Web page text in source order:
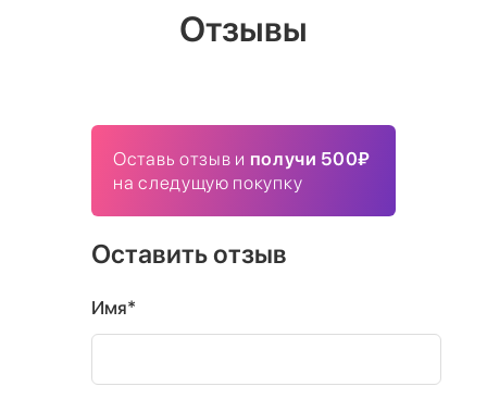
Отзывы
Оставь отзыв и получи 500₽
на следущую покупку
Оставить отзыв
Имя*